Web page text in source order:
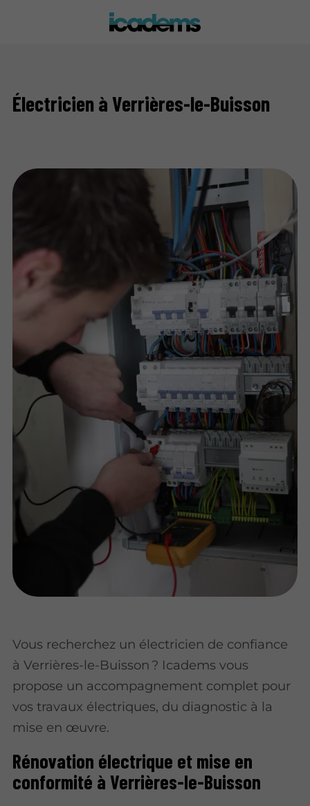
Électricien à Verrières-le-Buisson
Vous recherchez un électricien de confiance
à Verrières-le-Buisson ? Icadems vous
propose un accompagnement complet pour
vos travaux électriques, du diagnostic à la
mise en œuvre.
Rénovation électrique et mise en
conformité à Verrières-le-Buisson